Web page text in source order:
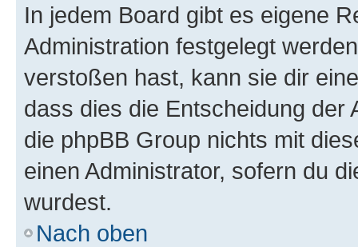
In jedem Board gibt es eigene
Administration festgelegt
verstoßen hast, kann sie dir
dass dies die Entscheidung der
die phpBB Group nichts mit
einen Administrator, sofern du
wurdest.
Nach oben